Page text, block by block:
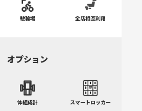
駐輪場 全店相互利用
オプション
体組成計 スマートロッカー